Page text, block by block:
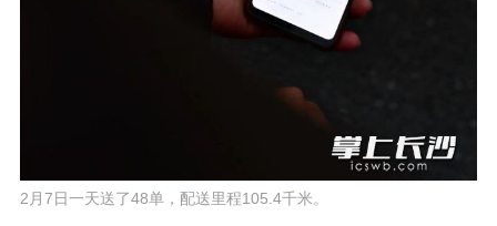
2月7日一天送了48单，配送里程105.4千米。